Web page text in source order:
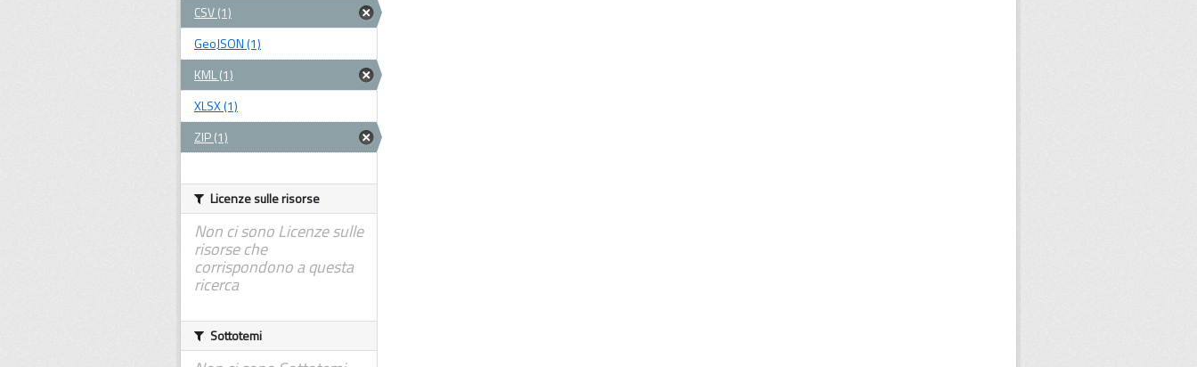
CSV (1)
GeoJSON (1)
KML (1)
XLSX (1)
ZIP (1)
Licenze sulle risorse
Non ci sono Licenze sulle
risorse che
corrispondono a questa
ricerca
Sottotemi